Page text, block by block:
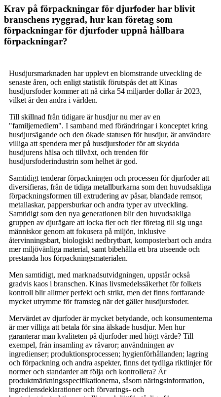
Krav på förpackningar för djurfoder har blivit
branschens ryggrad, hur kan företag som
förpackningar för djurfoder uppnå hållbara
förpackningar?
Husdjursmarknaden har upplevt en blomstrande utveckling de
senaste åren, och enligt statistik förutspås det att Kinas
husdjursfoder kommer att nå cirka 54 miljarder dollar år 2023,
vilket är den andra i världen.
Till skillnad från tidigare är husdjur nu mer av en
"familjemedlem". I samband med förändringar i konceptet kring
husdjursägande och den ökade statusen för husdjur, är användare
villiga att spendera mer på husdjursfoder för att skydda
husdjurens hälsa och tillväxt, och trenden för
husdjursfoderindustrin som helhet är god.
Samtidigt tenderar förpackningen och processen för djurfoder att
diversifieras, från de tidiga metallburkarna som den huvudsakliga
förpackningsformen till extrudering av påsar, blandade remsor,
metallaskar, pappersburkar och andra typer av utveckling.
Samtidigt som den nya generationen blir den huvudsakliga
gruppen av djurägare att locka fler och fler företag till sig unga
människor genom att fokusera på miljön, inklusive
återvinningsbart, biologiskt nedbrytbart, komposterbart och andra
mer miljövänliga material, samt bibehålla ett bra utseende och
prestanda hos förpackningsmaterialen.
Men samtidigt, med marknadsutvidgningen, uppstår också
gradvis kaos i branschen. Kinas livsmedelssäkerhet för folkets
kontroll blir alltmer perfekt och strikt, men det finns fortfarande
mycket utrymme för framsteg när det gäller husdjursfoder.
Mervärdet av djurfoder är mycket betydande, och konsumenterna
är mer villiga att betala för sina älskade husdjur. Men hur
garanterar man kvaliteten på djurfoder med högt värde? Till
exempel, från insamling av råvaror; användningen av
ingredienser; produktionsprocessen; hygienförhållanden; lagring
och förpackning och andra aspekter, finns det tydliga riktlinjer för
normer och standarder att följa och kontrollera? Är
produktmärkningsspecifikationerna, såsom näringsinformation,
ingrediensdeklarationer och förvarings- och